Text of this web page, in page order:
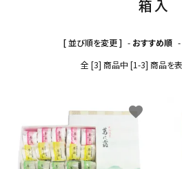
箱入
[ 並び順を変更 ] - おすすめ順 -
全 [3] 商品中 [1-3] 商品を
favorite